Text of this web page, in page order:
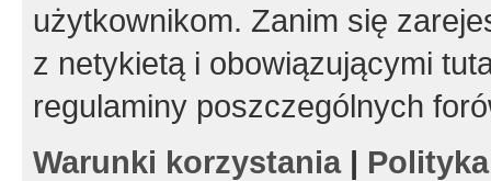
użytkownikom. Zanim się
z netykietą i obowiązującymi
regulaminy poszczególnych
Warunki korzystania|